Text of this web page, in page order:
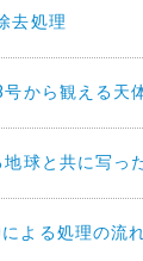
去処理
から観える天
球と共に写っ
よる処理の流